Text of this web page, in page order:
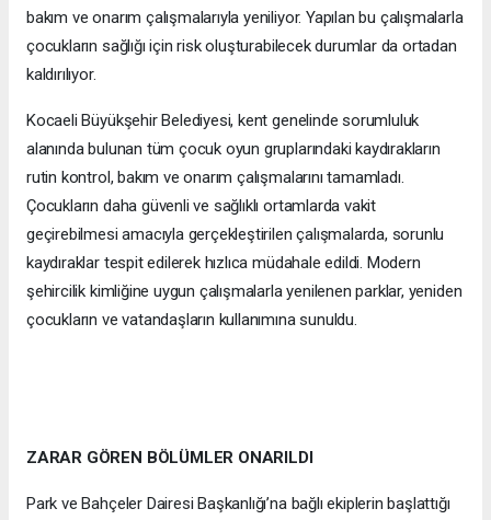
bakım ve onarım çalışmalarıyla yeniliyor. Yapılan bu çalışmalarla
çocukların sağlığı için risk oluşturabilecek durumlar da ortadan
kaldırılıyor.
Kocaeli Büyükşehir Belediyesi, kent genelinde sorumluluk
alanında bulunan tüm çocuk oyun gruplarındaki kaydırakların
rutin kontrol, bakım ve onarım çalışmalarını tamamladı.
Çocukların daha güvenli ve sağlıklı ortamlarda vakit
geçirebilmesi amacıyla gerçekleştirilen çalışmalarda, sorunlu
kaydıraklar tespit edilerek hızlıca müdahale edildi. Modern
şehircilik kimliğine uygun çalışmalarla yenilenen parklar, yeniden
çocukların ve vatandaşların kullanımına sunuldu.
ZARAR GÖREN BÖLÜMLER ONARILDI
Park ve Bahçeler Dairesi Başkanlığı’na bağlı ekiplerin başlattığı